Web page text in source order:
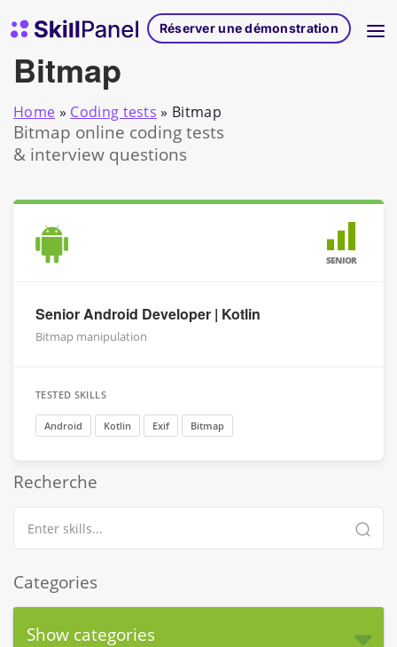
Page d'accueil de SkillPanelRéserver une démonstration
Bitmap
Home » Coding tests » Bitmap
Bitmap online coding tests
& interview questions
SENIOR
Senior Android Developer | Kotlin
Bitmap manipulation
TESTED SKILLS
Android Kotlin Exif Bitmap
Recherche
Categories
Show categories